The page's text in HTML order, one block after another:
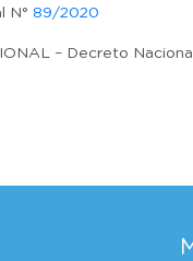
N° 89/2020
– Decreto